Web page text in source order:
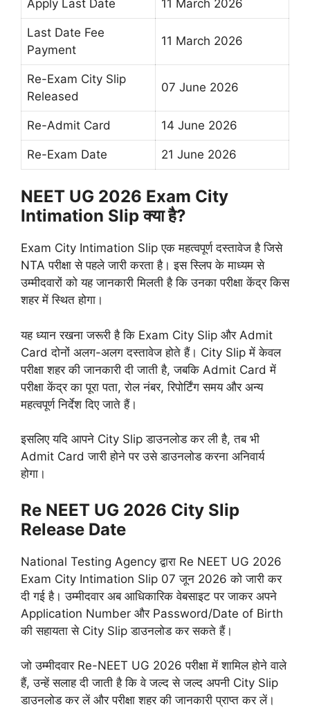
Apply Last Date 11 March 2026
Last Date Fee
Payment
11 March 2026
Re-Exam City Slip
Released
07 June 2026
Re-Admit Card 14 June 2026
Re-Exam Date 21 June 2026
NEET UG 2026 Exam City
Intimation Slip क्या है?
Exam City Intimation Slip एक महत्वपूर्ण दस्तावेज है जिसे
NTA परीक्षा से पहले जारी करता है। इस स्लिप के माध्यम से
उम्मीदवारों को यह जानकारी मिलती है कि उनका परीक्षा केंद्र किस
शहर में स्थित होगा।
यह ध्यान रखना जरूरी है कि Exam City Slip और Admit
Card दोनों अलग-अलग दस्तावेज होते हैं। City Slip में केवल
परीक्षा शहर की जानकारी दी जाती है, जबकि Admit Card में
परीक्षा केंद्र का पूरा पता, रोल नंबर, रिपोर्टिंग समय और अन्य
महत्वपूर्ण निर्देश दिए जाते हैं।
इसलिए यदि आपने City Slip डाउनलोड कर ली है, तब भी
Admit Card जारी होने पर उसे डाउनलोड करना अनिवार्य
होगा।
Re NEET UG 2026 City Slip
Release Date
National Testing Agency द्वारा Re NEET UG 2026
Exam City Intimation Slip 07 जून 2026 को जारी कर
दी गई है। उम्मीदवार अब आधिकारिक वेबसाइट पर जाकर अपने
Application Number और Password/Date of Birth
की सहायता से City Slip डाउनलोड कर सकते हैं।
जो उम्मीदवार Re-NEET UG 2026 परीक्षा में शामिल होने वाले
हैं, उन्हें सलाह दी जाती है कि वे जल्द से जल्द अपनी City Slip
डाउनलोड कर लें और परीक्षा शहर की जानकारी प्राप्त कर लें।